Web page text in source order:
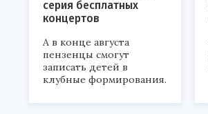
серия бесплатных
концертов
А в конце августа
пензенцы смогут
записать детей в
клубные формирования.